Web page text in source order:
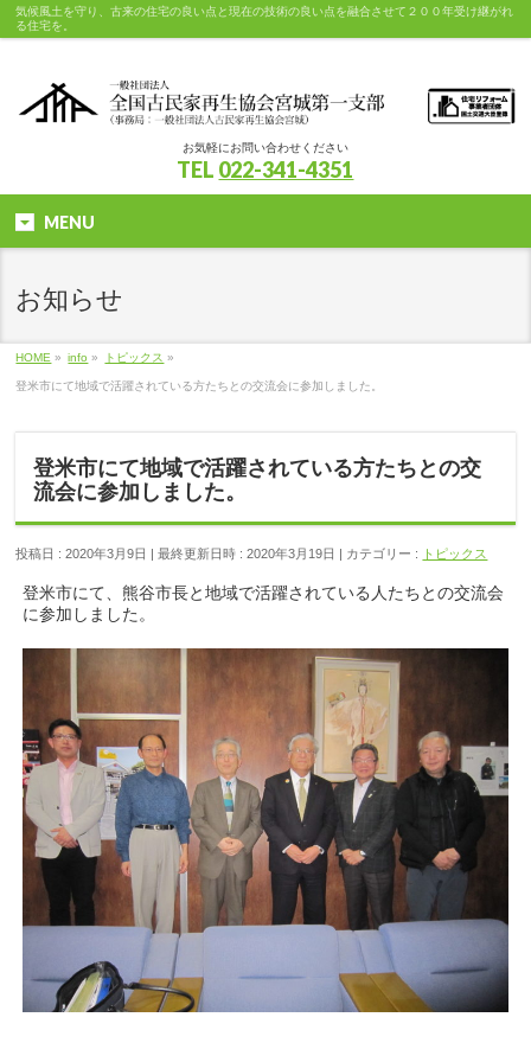
気候風土を守り、古来の住宅の良い点と現在の技術の良い点を融合させて２００年受け継がれ
る住宅を。
お気軽にお問い合わせください
TEL 022-341-4351
MENU
お知らせ
HOME » info » トピックス »
登米市にて地域で活躍されている方たちとの交流会に参加しました。
登米市にて地域で活躍されている方たちとの交
流会に参加しました。
投稿日 : 2020年3月9日 最終更新日時 : 2020年3月19日 カテゴリー : トピックス
登米市にて、熊谷市長と地域で活躍されている人たちとの交流会
に参加しました。